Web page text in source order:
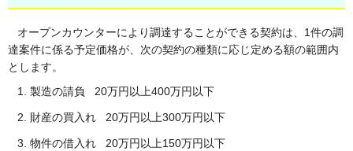
オープンカウンターにより調達することができる契約は、1件の調
達案件に係る予定価格が、次の契約の種類に応じ定める額の範囲内
とします。
製造の請負 20万円以上400万円以下
財産の買入れ 20万円以上300万円以下
物件の借入れ 20万円以上150万円以下